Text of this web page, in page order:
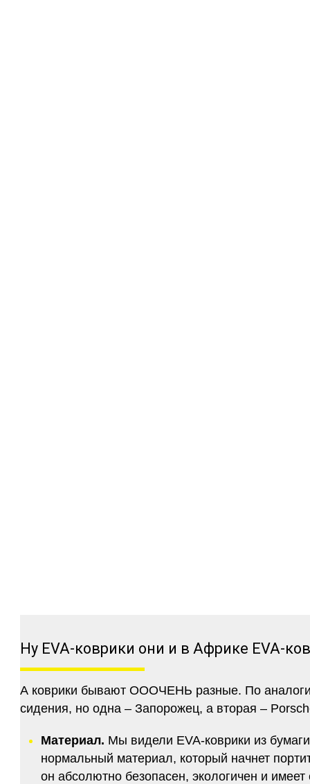
Ну EVA-коврики они и в Африке EVA-
А коврики бывают ОООЧЕНЬ разные. По
сидения, но одна – Запорожец, а вторая –
Материал. Мы видели EVA-коврики из
нормальный материал, который начнет
он абсолютно безопасен, экологичен и